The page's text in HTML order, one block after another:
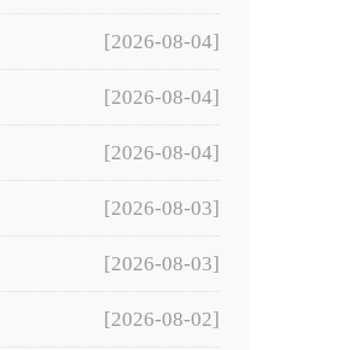
[2026-08-04]
[2026-08-04]
[2026-08-04]
[2026-08-03]
[2026-08-03]
[2026-08-02]